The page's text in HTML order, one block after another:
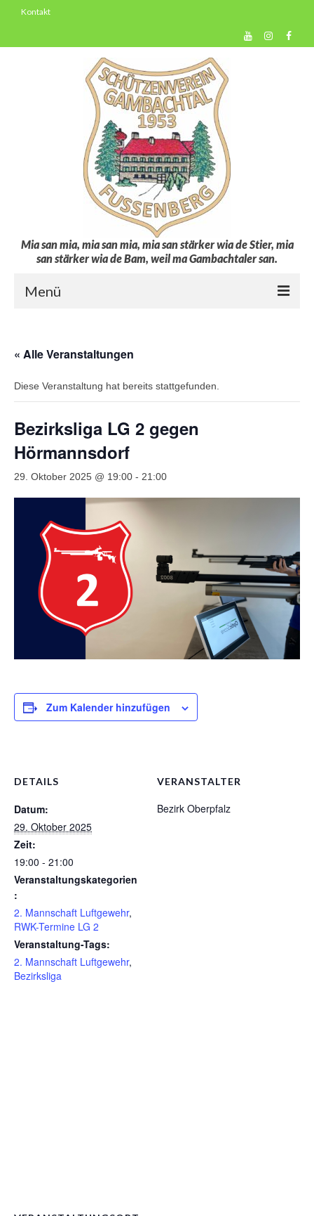
Kontakt
Mia san mia, mia san mia, mia san stärker wia de Stier, mia
san stärker wia de Bam, weil ma Gambachtaler san.
Menü
Vorstandschaft
Unsere Erfolge
Die Geschichte unserer Kapelle
Jugendarbeit
1. Mannschaft Luftgewehr
2. Mannschaft Luftgewehr
3. Mannschaft Luftgewehr
1. Mannschaft Luftpistole
Weitere Wettkämpfe
Sektion Am Wenzenbach
Sektionsliga Ergebnisse
Sektionswanderpokale
« Alle Veranstaltungen
Diese Veranstaltung hat bereits stattgefunden.
Bezirksliga LG 2 gegen
Hörmannsdorf
29. Oktober 2025 @ 19:00 - 21:00
Zum Kalender hinzufügen
DETAILS
Datum:
29. Oktober 2025
Zeit:
19:00 - 21:00
Veranstaltungskategorien
:
2. Mannschaft Luftgewehr,
RWK-Termine LG 2
Veranstaltung-Tags:
2. Mannschaft Luftgewehr,
Bezirksliga
VERANSTALTER
Bezirk Oberpfalz